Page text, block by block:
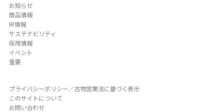
お知らせ
商品情報
IR情報
サステナビリティ
採用情報
イベント
重要
プライバシーポリシー／古物営業法に基づく表示
このサイトについて
お問い合わせ